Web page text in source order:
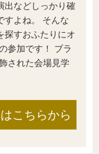
出などしっかり確
すよね。 そんな
探すおふたりにオ
参加です！ ブラ
された会場見学
こちらから